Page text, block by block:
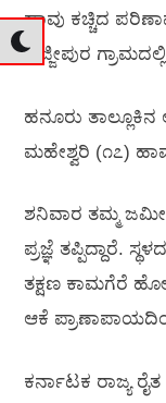
ಹಾವು ಕಚ್ಚಿದ
ಅಜ್ಜೀಪುರ
ಹನೂರು ತಾಲ್ಲೂಕಿನ
ಮಹೇಶ್ವರಿ (೧೭)
ಶನಿವಾರ ತಮ್ಮ
ಪ್ರಜ್ಞೆ ತಪ್ಪಿದ್ದಾರೆ.
ತಕ್ಷಣ ಕಾಮಗೆರೆ
ಆಕೆ
ಕರ್ನಾಟಕ ರಾಜ್ಯ